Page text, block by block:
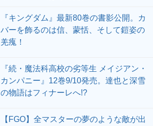
『キングダム』最新80巻の書影公開。カ
バーを飾るのは信、蒙恬、そして鎧姿の
羌瘣！
『続・魔法科高校の劣等生 メイジアン・
カンパニー』12巻9/10発売。達也と深雪
の物語はフィナーレへ!?
【FGO】全マスターの夢のような敵が出